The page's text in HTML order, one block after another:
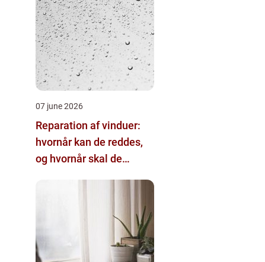
07 june 2026
Reparation af vinduer:
hvornår kan de reddes,
og hvornår skal de